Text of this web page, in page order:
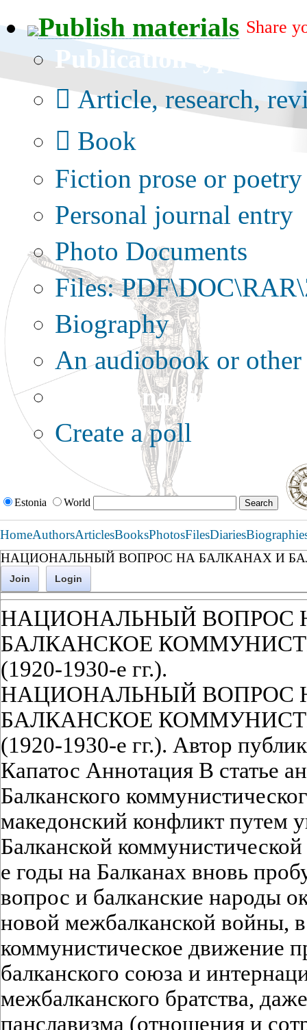
Publish materials Share
Publication type?
Article, research,
Book
Fiction prose or poetry
Personal journal entry
Photo Documents
Files:
Biography
An audiobook or
Additional options:
Create a poll
Estonia World
HomeAuthorsArticlesBooksPhotosFilesDiaries
НАЦИОНАЛЬНЫЙ ВОПРОС НА БАЛКАНАХ И
Join Login
НАЦИОНАЛЬНЫЙ ВОПРОС
БАЛКАНСКОЕ
(1920-1930-е гг.).
НАЦИОНАЛЬНЫЙ ВОПРОС
БАЛКАНСКОЕ
(1920-1930-е гг.). Автор
Капатос Аннотация В статье
Балканского
македонский конфликт путем
Балканской
е годы на Балканах вновь
вопрос и балканские народы
новой межбалканской войны, в
коммунистическое движение
балканского союза и
межбалканского братства,
панславизма (отношения и